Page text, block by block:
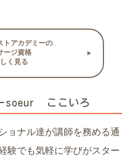
トアカデミーの
ージ資格
く見る
soeur ここいろ
ョナル達が講師を務める通
験でも気軽に学びがスター